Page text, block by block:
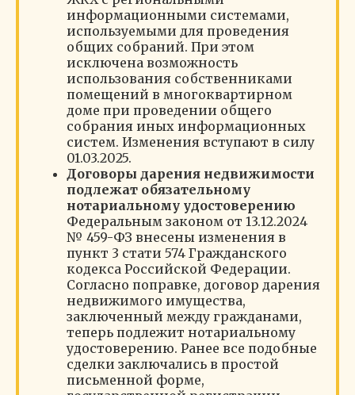
информационными системами,
используемыми для проведения
общих собраний. При этом
исключена возможность
использования собственниками
помещений в многоквартирном
доме при проведении общего
собрания иных информационных
систем. Изменения вступают в силу
01.03.2025.
Договоры дарения недвижимости
подлежат обязательному
нотариальному удостоверению
Федеральным законом от 13.12.2024
№ 459-ФЗ внесены изменения в
пункт 3 стати 574 Гражданского
кодекса Российской Федерации.
Согласно поправке, договор дарения
недвижимого имущества,
заключенный между гражданами,
теперь подлежит нотариальному
удостоверению. Ранее все подобные
сделки заключались в простой
письменной форме,